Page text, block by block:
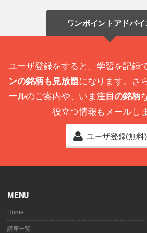
ワンポイントアドバイ
ユーザ登録をすると、学習を記録で
ンの銘柄も見放題になります。さ
ールのご案内や、いま 注目の銘柄
役立つ情報もメールし
ユーザ登録(無料)
MENU
Home
講座一覧